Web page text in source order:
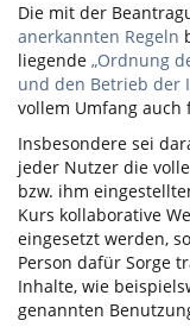
Die mit der
anerkannten Regeln
liegende „Ordnung
und den Betrieb der
vollem Umfang auch
Insbesondere sei
jeder Nutzer die
bzw. ihm
Kurs kollaborative
eingesetzt werden,
Person dafür Sorge
Inhalte, wie
genannten